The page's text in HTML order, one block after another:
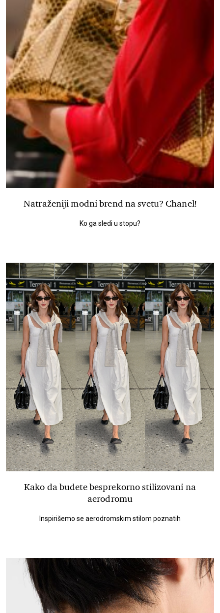
Natraženiji modni brend na svetu? Chanel!
Ko ga sledi u stopu?
Kako da budete besprekorno stilizovani na
aerodromu
Inspirišemo se aerodromskim stilom poznatih